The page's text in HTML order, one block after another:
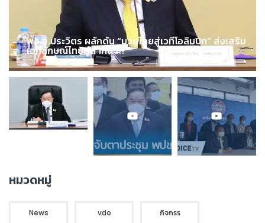
พล.อ.ประวิตร ผลักดัน “มวยไทยสู่เวทีโอลิมปิก” ส่งเสริม
เอกลักษณ์ไทยสู่สากล !!!
หมวดหมู่
News vdo กิจกรร